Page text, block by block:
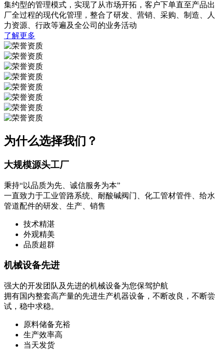
集约型的管理模式，实现了从市场开拓，客户下单直至产品出
厂全过程的现代化管理，整合了研发、营销、采购、制造、人
力资源、行政等遍及全公司的业务活动
了解更多
为什么选择我们？
大规模源头工厂
秉持“以品质为先、诚信服务为本”
一直致力于工业管路系统、耐酸碱阀门、化工管材管件、给水
管道配件的研发、生产、销售
技术精湛
外观精美
品质超群
机械设备先进
强大的开发团队及先进的机械设备为您保驾护航
拥有国内整套高产量的先进生产机器设备，不断改良，不断尝
试，稳中求稳。
原料储备充裕
生产效率高
当天发货